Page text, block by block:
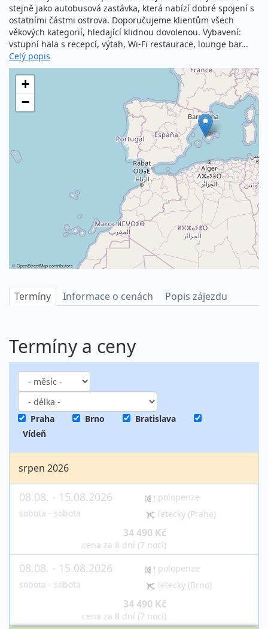
stejně jako autobusová zastávka, která nabízí dobré spojení s
ostatními částmi ostrova. Doporučujeme klientům všech
věkových kategorií, hledající klidnou dovolenou. Vybavení:
vstupní hala s recepcí, výtah, Wi-Fi restaurace, lounge bar...
Celý popis
+
−
©OpenStreetMapcontributors
Termíny Informace o cenách Popis zájezdu
Termíny a ceny
Praha Brno
Bratislava
Vídeň
srpen 2026
08.08. - 15.08.2026
sobota - sobota
polopenze
letecky (Praha)
34 490 Kč
cena za 8 dní (7 nocí)
08.08. - 15.08.2026
sobota - sobota
polopenze
letecky (Brno)
34 490 Kč
cena za 8 dní (7 nocí)